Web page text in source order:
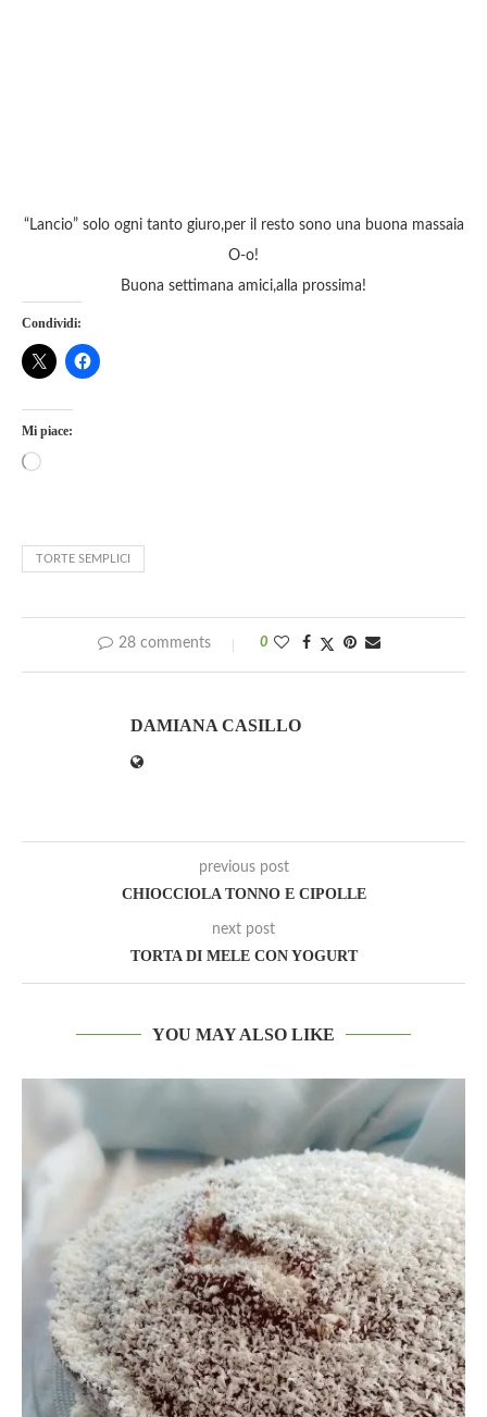
“Lancio” solo ogni tanto giuro,per il resto sono una buona massaia
O-o!
Buona settimana amici,alla prossima!
Condividi:
Mi piace:
TORTE SEMPLICI
28 comments 0
DAMIANA CASILLO
previous post
CHIOCCIOLA TONNO E CIPOLLE
next post
TORTA DI MELE CON YOGURT
YOU MAY ALSO LIKE